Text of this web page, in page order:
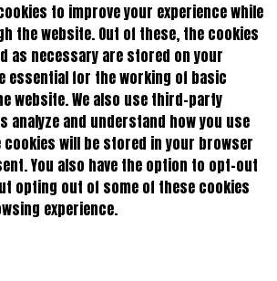
to improve your experience while
the website. Out of these, the cookies
as necessary are stored on your
essential for the working of basic
website. We also use third-party
analyze and understand how you use
cookies will be stored in your browser
You also have the option to opt-out
opting out of some of these cookies
experience.